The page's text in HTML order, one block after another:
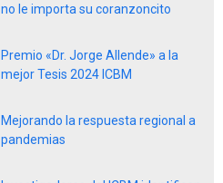
no le importa su coranzoncito
Premio «Dr. Jorge Allende» a la
mejor Tesis 2024 ICBM
Mejorando la respuesta regional a
pandemias